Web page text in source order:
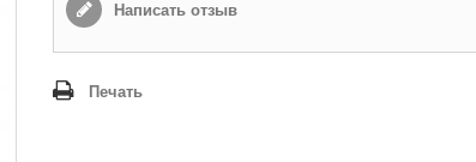
Написать отзыв
Печать